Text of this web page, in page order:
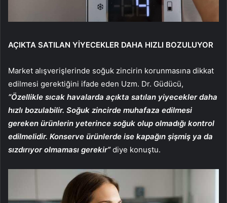
AÇIKTA SATILAN YİYECEKLER DAHA HIZLI BOZULUYOR
Market alışverişlerinde soğuk zincirin korunmasına dikkat
edilmesi gerektiğini ifade eden Uzm. Dr. Güdücü,
“Özellikle sıcak havalarda açıkta satılan yiyecekler daha
hızlı bozulabilir. Soğuk zincirde muhafaza edilmesi
gereken ürünlerin yeterince soğuk olup olmadığı kontrol
edilmelidir. Konserve ürünlerde ise kapağın şişmiş ya da
sızdırıyor olmaması gerekir”diye konuştu.